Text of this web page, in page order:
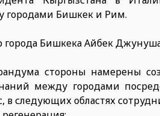
Бишкек и Рим.
Бишкека Айбек
стороны намерены
между городами
следующих областях